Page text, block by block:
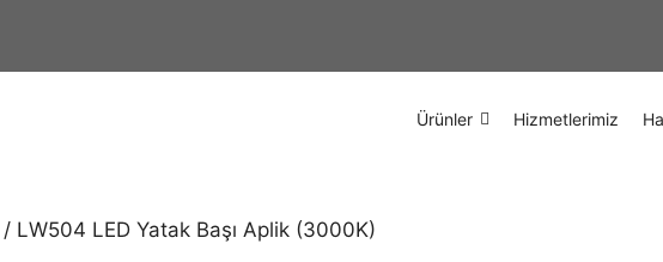
Ürünler Hizmetlerimiz
/ LW504 LED Yatak Başı Aplik (3000K)